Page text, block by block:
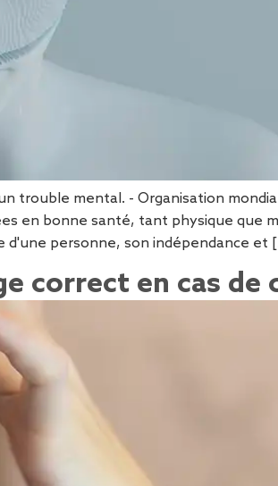
trouble mental. - Organisation
en bonne santé, tant physique que
personne, son indépendance et
correct en cas de